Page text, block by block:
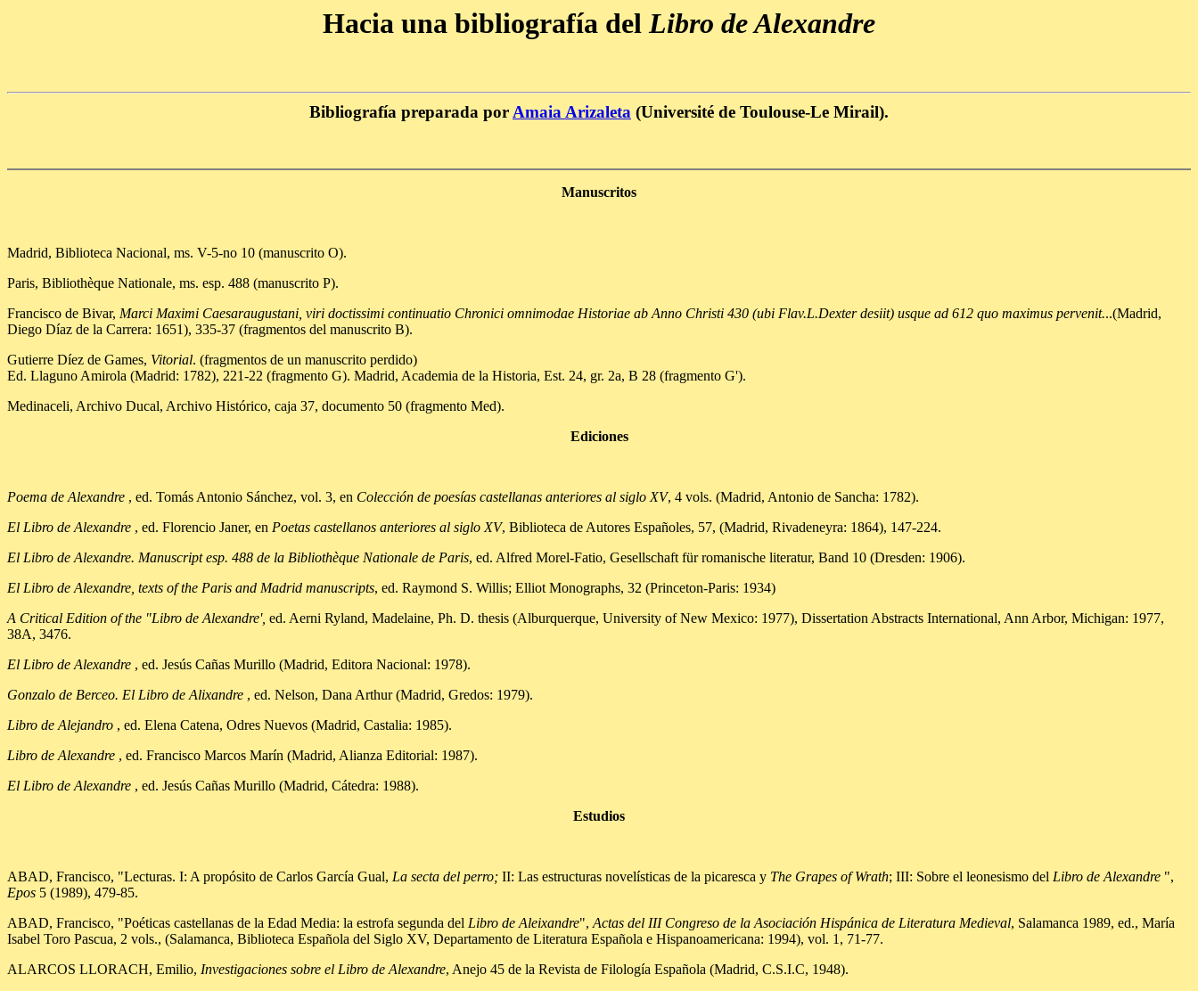
Hacia una bibliografía del Libro de Alexandre
Bibliografía preparada por Amaia Arizaleta (Université de Toulouse-Le Mirail).
Manuscritos
Madrid, Biblioteca Nacional, ms. V-5-no 10 (manuscrito O).
Paris, Bibliothèque Nationale, ms. esp. 488 (manuscrito P).
Francisco de Bivar, Marci Maximi Caesaraugustani, viri doctissimi continuatio Chronici omnimodae Historiae ab Anno Christi 430 (ubi Flav.L.Dexter desiit) usque ad 612 quo maximus pervenit...(Madrid,
Diego Díaz de la Carrera: 1651), 335-37 (fragmentos del manuscrito B).
Gutierre Díez de Games, Vitorial. (fragmentos de un manuscrito perdido)
Ed. Llaguno Amirola (Madrid: 1782), 221-22 (fragmento G). Madrid, Academia de la Historia, Est. 24, gr. 2a, B 28 (fragmento G').
Medinaceli, Archivo Ducal, Archivo Histórico, caja 37, documento 50 (fragmento Med).
Ediciones
Poema de Alexandre , ed. Tomás Antonio Sánchez, vol. 3, en Colección de poesías castellanas anteriores al siglo XV, 4 vols. (Madrid, Antonio de Sancha: 1782).
El Libro de Alexandre , ed. Florencio Janer, en Poetas castellanos anteriores al siglo XV, Biblioteca de Autores Españoles, 57, (Madrid, Rivadeneyra: 1864), 147-224.
El Libro de Alexandre. Manuscript esp. 488 de la Bibliothèque Nationale de Paris, ed. Alfred Morel-Fatio, Gesellschaft für romanische literatur, Band 10 (Dresden: 1906).
El Libro de Alexandre, texts of the Paris and Madrid manuscripts, ed. Raymond S. Willis; Elliot Monographs, 32 (Princeton-Paris: 1934)
A Critical Edition of the "Libro de Alexandre', ed. Aerni Ryland, Madelaine, Ph. D. thesis (Alburquerque, University of New Mexico: 1977), Dissertation Abstracts International, Ann Arbor, Michigan: 1977,
38A, 3476.
El Libro de Alexandre , ed. Jesús Cañas Murillo (Madrid, Editora Nacional: 1978).
Gonzalo de Berceo. El Libro de Alixandre , ed. Nelson, Dana Arthur (Madrid, Gredos: 1979).
Libro de Alejandro , ed. Elena Catena, Odres Nuevos (Madrid, Castalia: 1985).
Libro de Alexandre , ed. Francisco Marcos Marín (Madrid, Alianza Editorial: 1987).
El Libro de Alexandre , ed. Jesús Cañas Murillo (Madrid, Cátedra: 1988).
Estudios
ABAD, Francisco, "Lecturas. I: A propósito de Carlos García Gual, La secta del perro; II: Las estructuras novelísticas de la picaresca y The Grapes of Wrath; III: Sobre el leonesismo del Libro de Alexandre ",
Epos 5 (1989), 479-85.
ABAD, Francisco, "Poéticas castellanas de la Edad Media: la estrofa segunda del Libro de Aleixandre", Actas del III Congreso de la Asociación Hispánica de Literatura Medieval, Salamanca 1989, ed., María
Isabel Toro Pascua, 2 vols., (Salamanca, Biblioteca Española del Siglo XV, Departamento de Literatura Española e Hispanoamericana: 1994), vol. 1, 71-77.
ALARCOS LLORACH, Emilio, Investigaciones sobre el Libro de Alexandre, Anejo 45 de la Revista de Filología Española (Madrid, C.S.I.C, 1948).